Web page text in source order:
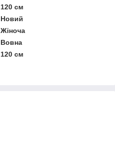
120 см
Новий
Жіноча
Вовна
120 см